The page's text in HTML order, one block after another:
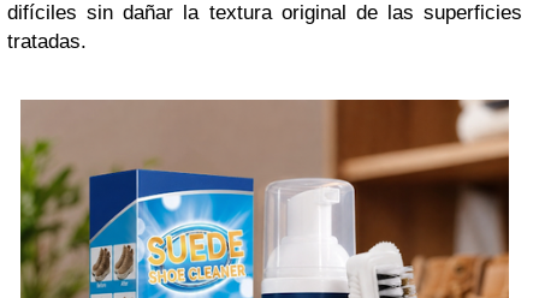
difíciles sin dañar la textura original de las superficies
tratadas.